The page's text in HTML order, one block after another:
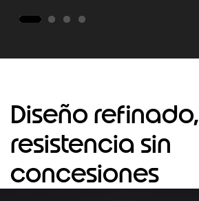
o
f
Diseño refinado,
resistencia sin
concesiones